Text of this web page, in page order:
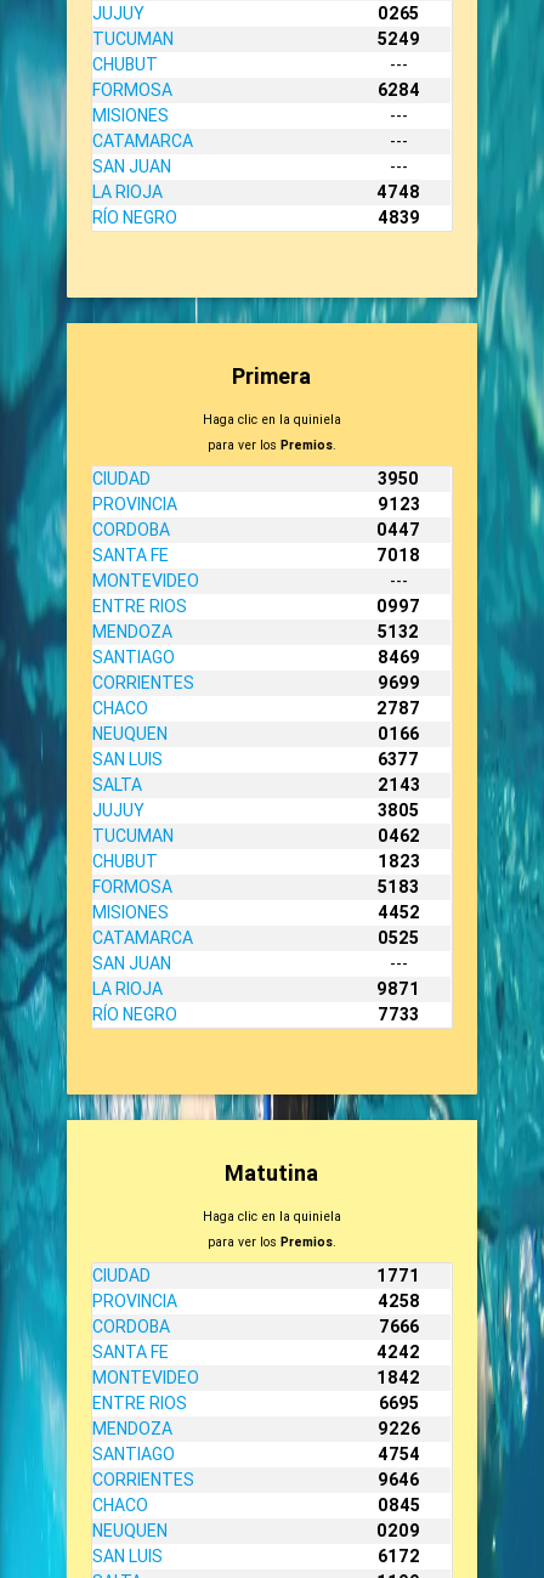
JUJUY
0265
TUCUMAN
5249
CHUBUT
---
FORMOSA
6284
MISIONES
---
CATAMARCA
---
SAN JUAN
---
LA RIOJA
4748
RÍO NEGRO
4839
Primera
Haga clic en la quiniela
para ver los Premios.
CIUDAD
3950
PROVINCIA
9123
CORDOBA
0447
SANTA FE
7018
MONTEVIDEO
---
ENTRE RIOS
0997
MENDOZA
5132
SANTIAGO
8469
CORRIENTES
9699
CHACO
2787
NEUQUEN
0166
SAN LUIS
6377
SALTA
2143
JUJUY
3805
TUCUMAN
0462
CHUBUT
1823
FORMOSA
5183
MISIONES
4452
CATAMARCA
0525
SAN JUAN
---
LA RIOJA
9871
RÍO NEGRO
7733
Matutina
Haga clic en la quiniela
para ver los Premios.
CIUDAD
1771
PROVINCIA
4258
CORDOBA
7666
SANTA FE
4242
MONTEVIDEO
1842
ENTRE RIOS
6695
MENDOZA
9226
SANTIAGO
4754
CORRIENTES
9646
CHACO
0845
NEUQUEN
0209
SAN LUIS
6172